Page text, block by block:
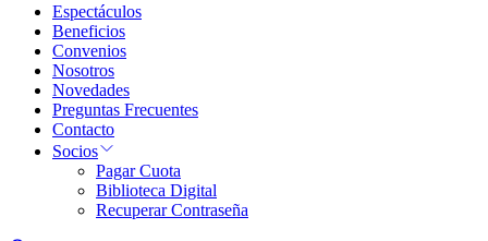
Espectáculos
Beneficios
Convenios
Nosotros
Novedades
Preguntas Frecuentes
Contacto
Socios
Pagar Cuota
Biblioteca Digital
Recuperar Contraseña